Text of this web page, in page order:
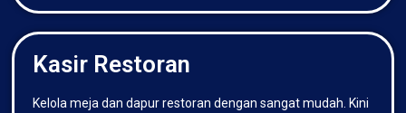
Kasir Restoran
Kelola meja dan dapur restoran dengan sangat mudah. Kini